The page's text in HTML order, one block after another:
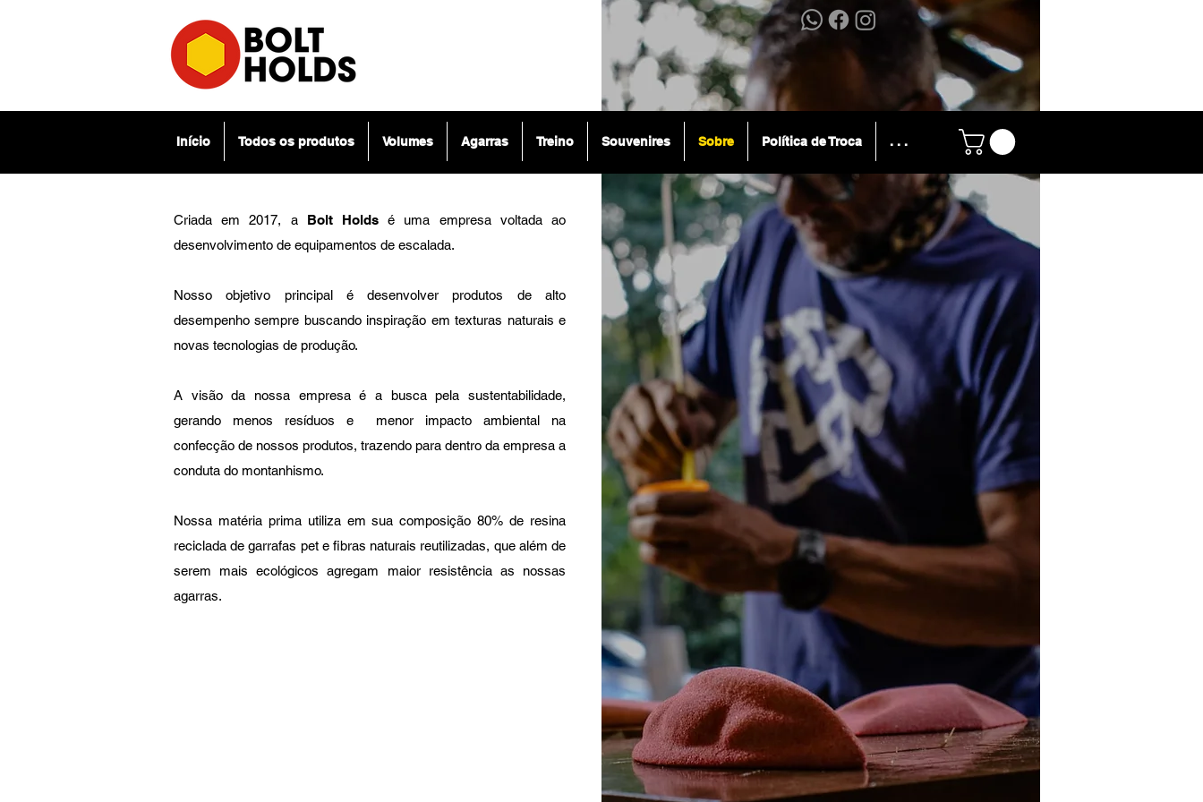
Início Todos os produtos Volumes Agarras Treino Souvenires Sobre Política de Troca . . .
Sobre Nós
Criada em 2017, a Bolt Holds é uma empresa voltada ao
desenvolvimento de equipamentos de escalada.
Nosso objetivo principal é desenvolver produtos de alto
desempenho sempre buscando inspiração em texturas naturais e
novas tecnologias de produção.
A visão da nossa empresa é a busca pela sustentabilidade,
gerando menos resíduos e menor impacto ambiental na
confecção de nossos produtos, trazendo para dentro da empresa a
conduta do montanhismo.
Nossa matéria prima utiliza em sua composição 80% de resina
reciclada de garrafas pet e fibras naturais reutilizadas, que além de
serem mais ecológicos agregam maior resistência as nossas
agarras.